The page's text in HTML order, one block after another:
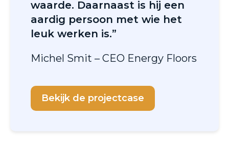
waarde. Daarnaast is hij een
aardig persoon met wie het
leuk werken is.”
Michel Smit – CEO Energy Floors
Bekijk de projectcase